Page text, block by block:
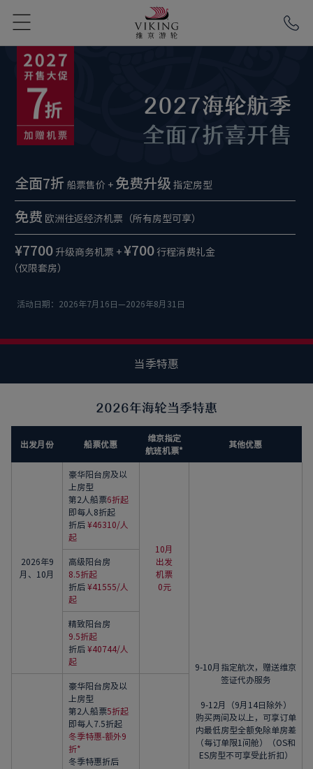
2027海轮航季
全面7折喜开售
全面7折 船票售价 + 免费升级 指定房型
免费 欧洲往返经济机票（所有房型可享）
¥7700 升级商务机票 + ¥700 行程消费礼金
（仅限套房）
活动日期：2026年7月16日—2026年8月31日
当季特惠
2026年海轮当季特惠
出发月份 船票优惠
维京指定
航班机票*
其他优惠
2026年9
月、10月
豪华阳台房及以
上房型
第2人船票6折起
即每人8折起
折后 ¥46310/人
起
10月
出发
机票
0元
9-10月指定航次，赠送维京
签证代办服务
9-12月（9月14日除外）
购买两间及以上，可享订单
内最低房型全额免除单房差
（每订单限1间舱）（OS和
ES房型不可享受此折扣）
高级阳台房
8.5折起
折后 ¥41555/人
起
精致阳台房
9.5折起
折后 ¥40744/人
起
豪华阳台房及以
上房型
第2人船票5折起
即每人7.5折起
冬季特惠-额外9
折*
冬季特惠折后